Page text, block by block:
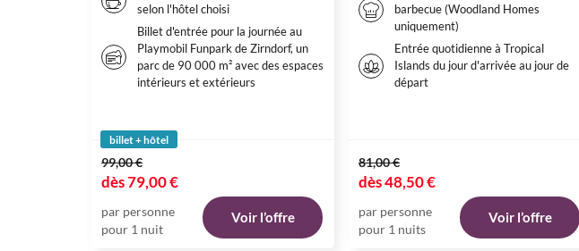
selon l'hôtel choisi
Billet d'entrée pour la journée au
Playmobil Funpark de Zirndorf, un
parc de 90 000 m² avec des espaces
intérieurs et extérieurs
billet + hôtel
99,00 €
dès79,00 €
par personne
pour 1 nuit
Voir l’offre
barbecue (Woodland Homes
uniquement)
Entrée quotidienne à Tropical
Islands du jour d'arrivée au jour de
départ
81,00 €
dès48,50 €
par personne
pour 1 nuits
Voir l’offre